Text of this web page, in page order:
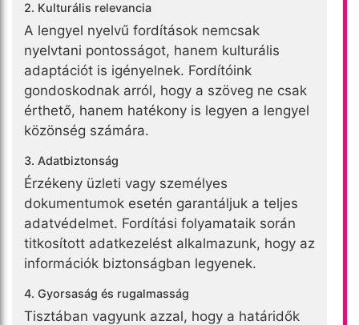
2. Kulturális relevancia
A lengyel nyelvű fordítások nemcsak
nyelvtani pontosságot, hanem kulturális
adaptációt is igényelnek. Fordítóink
gondoskodnak arról, hogy a szöveg ne csak
érthető, hanem hatékony is legyen a lengyel
közönség számára.
3. Adatbiztonság
Érzékeny üzleti vagy személyes
dokumentumok esetén garantáljuk a teljes
adatvédelmet. Fordítási folyamataik során
titkosított adatkezelést alkalmazunk, hogy az
információk biztonságban legyenek.
4. Gyorsaság és rugalmasság
Tisztában vagyunk azzal, hogy a határidők